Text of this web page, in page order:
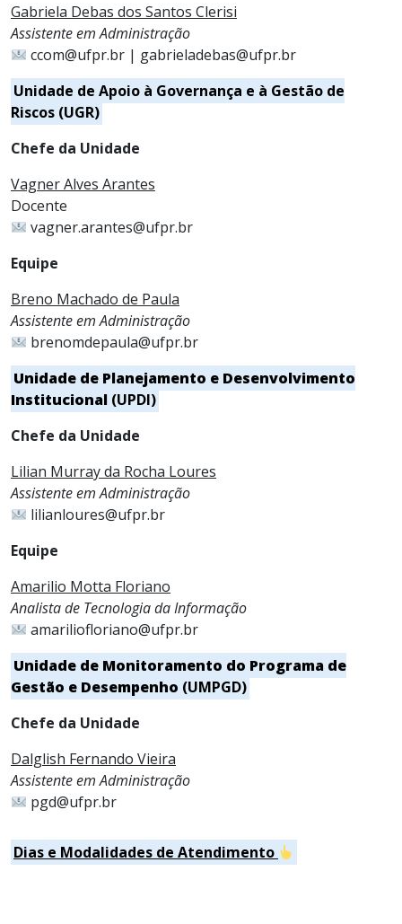
Gabriela Debas dos Santos Clerisi
Assistente em Administração
ccom@ufpr.br | gabrieladebas@ufpr.br
Unidade de Apoio à Governança e à Gestão de
Riscos (UGR)
Chefe da Unidade
Vagner Alves Arantes
Docente
vagner.arantes@ufpr.br
Equipe
Breno Machado de Paula
Assistente em Administração
brenomdepaula@ufpr.br
Unidade de Planejamento e Desenvolvimento
Institucional (UPDI)
Chefe da Unidade
Lilian Murray da Rocha Loures
Assistente em Administração
lilianloures@ufpr.br
Equipe
Amarilio Motta Floriano
Analista de Tecnologia da Informação
amariliofloriano@ufpr.br
Unidade de Monitoramento do Programa de
Gestão e Desempenho (UMPGD)
Chefe da Unidade
Dalglish Fernando Vieira
Assistente em Administração
pgd@ufpr.br
Dias e Modalidades de Atendimento